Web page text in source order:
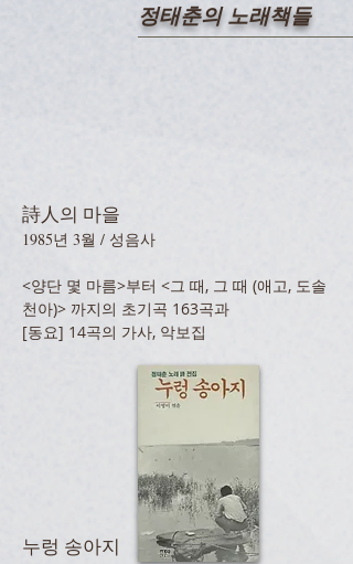
정태춘의 노래책들
詩人의 마을
1985년 3월 / 성음사
<양단 몇 마름>부터 <그 때, 그 때 (애고, 도솔
천아)> 까지의 초기곡 163곡과
[동요] 14곡의 가사, 악보집
누렁 송아지